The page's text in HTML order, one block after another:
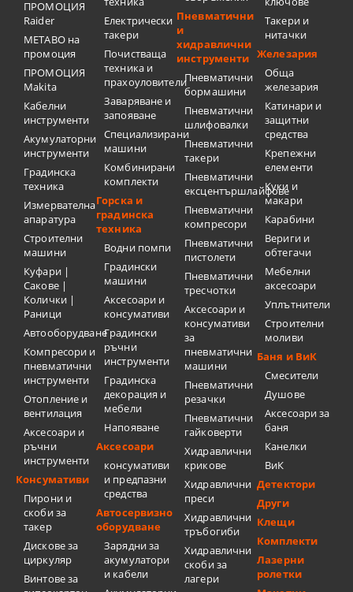
ПРОМОЦИЯ
Raider
METABO на
промоция
ПРОМОЦИЯ
Makita
Кабелни
инструменти
Акумулаторни
инструменти
Градинска
техника
Измервателна
апаратура
Строителни
машини
Куфари |
Сакове |
Колички |
Раници
Автооборудване
Компресори и
пневматични
инструменти
Отопление и
вентилация
Аксесоари и
ръчни
инструменти
Консумативи
Пирони и
скоби за
такер
Дискове за
циркуляр
Винтове за
Електрически
такери
Почистваща
техника и
прахоуловители
Заваряване и
запояване
Специализирани
машини
Комбинирани
комплекти
Горска и
градинска
техника
Водни помпи
Градински
машини
Аксесоари и
консумативи
Градински
ръчни
инструменти
Градинска
декорация и
мебели
Напояване
Аксесоари
консумативи
и предпазни
средства
Автосервизно
оборудване
Зарядни за
акумулатори
и кабели
Пневматични
и
хидравлични
инструменти
Пневматични
бормашини
Пневматични
шлифовалки
Пневматични
такери
Пневматични
ексцентършлайфове
Пневматични
компресори
Пневматични
пистолети
Пневматични
тресчотки
Аксесоари и
консумативи
за
пневматични
машини
Пневматични
резачки
Пневматични
гайковерти
Хидравлични
крикове
Хидравлични
преси
Хидравлични
тръбогиби
Хидравлични
скоби за
лагери
Такери и
нитачки
Железария
Обща
железария
Катинари и
защитни
средства
Крепежни
елементи
Куки и
макари
Карабини
Вериги и
обтегачи
Мебелни
аксесоари
Уплътнители
Строителни
моливи
Баня и ВиК
Смесители
Душове
Аксесоари за
баня
Канелки
ВиК
Детектори
Други
Клещи
Комплекти
Лазерни
ролетки